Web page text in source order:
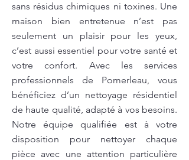
sans résidus chimiques ni toxines. Une
maison bien entretenue n’est pas
seulement un plaisir pour les yeux,
c’est aussi essentiel pour votre santé et
votre confort. Avec les services
professionnels de Pomerleau, vous
bénéficiez d’un nettoyage résidentiel
de haute qualité, adapté à vos besoins.
Notre équipe qualifiée est à votre
disposition pour nettoyer chaque
pièce avec une attention particulière